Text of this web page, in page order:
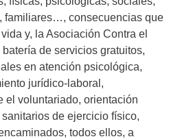
familiares…, consecuencias que
y, la Asociación Contra el
de servicios gratuitos,
en atención psicológica,
jurídico-laboral,
el voluntariado, orientación
de ejercicio físico,
todos ellos, a